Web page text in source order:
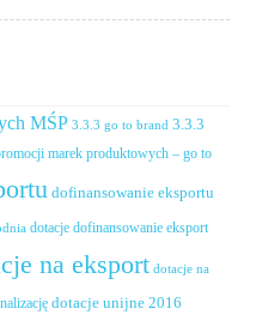
MŚP 3.3.3 go to brand 3.3.3
marek produktowych – go to
dofinansowanie eksportu
dotacje dofinansowanie eksport
na eksport dotacje na
dotacje unijne 2016